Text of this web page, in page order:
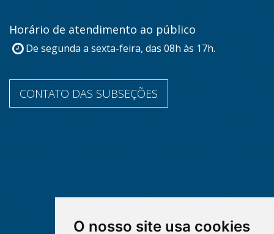
O nosso site usa cookies
Horário de atendimento ao público
De segunda a sexta-feira, das 08h às 17h.
CONTATO DAS SUBSEÇÕES